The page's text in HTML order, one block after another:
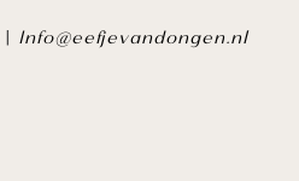
| Info@eefjevandongen.nl